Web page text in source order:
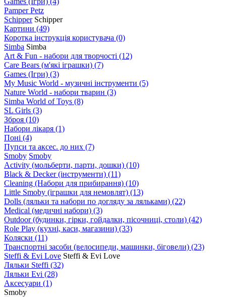
Pamper Petz
Schipper Schipper
Картини (49)
Коротка інструкція користувача (0)
Simba Simba
Art & Fun - набори для творчості (12)
Care Bears (м'які іграшки) (7)
Games (Ігри) (3)
My Music World - музичні інструменти (5)
Nature World - набори тварин (3)
Simba World of Toys (8)
SL Girls (3)
Зброя (10)
Набори лікаря (1)
Поні (4)
Пупси та аксес. до них (7)
Smoby Smoby
Аctivity (мольберти, парти, дошки) (10)
Black & Decker (інструменти) (11)
Cleaning (Набори для прибирання) (10)
Little Smoby (іграшки для немовлят) (13)
Dolls (ляльки та набори по догляду за ляльками) (22)
Medical (медичні набори) (3)
Outdoor (будинки, гірки, гойдалки, пісочниці, столи) (42)
Role Play (кухні, каси, магазини) (33)
Коляски (11)
Транспортні засоби (велосипеди, машинки, біговели) (23)
Steffi & Evi Love Steffi & Evi Love
Ляльки Steffi (32)
Ляльки Evi (28)
Аксесуари (1)
Smoby